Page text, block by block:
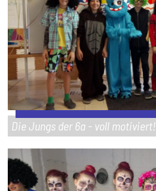
Die Jungs der 6a - voll motiviert!